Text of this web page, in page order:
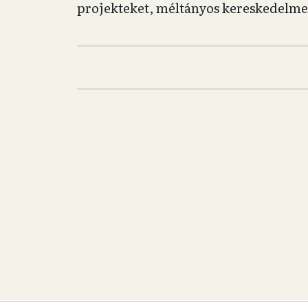
projekteket, méltányos